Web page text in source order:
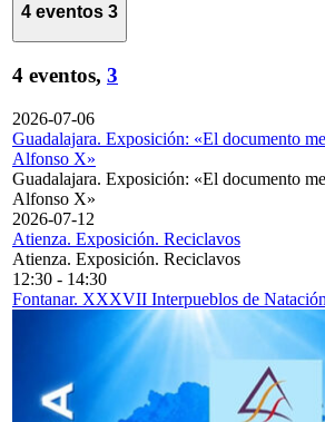
4 eventos 3
4 eventos, 3
2026-07-06
Guadalajara. Exposición: «El documento
Alfonso X»
Guadalajara. Exposición: «El documento
Alfonso X»
2026-07-12
Atienza. Exposición. Reciclavos
Atienza. Exposición. Reciclavos
12:30 - 14:30
Fontanar. XXXVII Interpueblos de Natación